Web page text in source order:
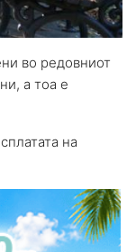
во редовниот
а тоа е
на